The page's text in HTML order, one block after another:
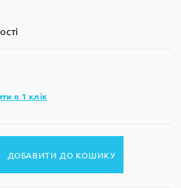
в 1 клік
ДОБАВИТИ ДО КОШИКУ